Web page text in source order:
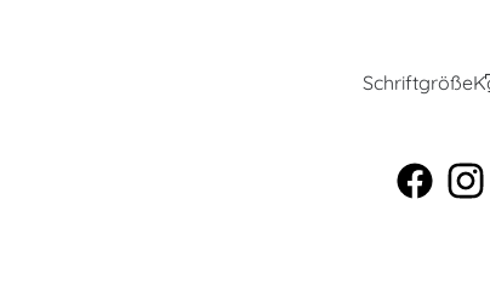
Schriftgröße